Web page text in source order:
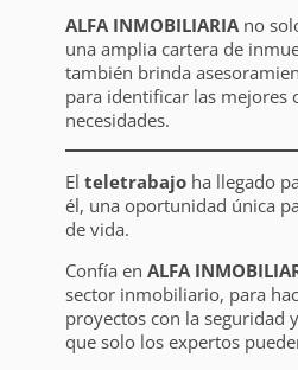
ALFA INMOBILIARIAno
una amplia cartera de
también brinda
para identificar las mejores
necesidades.
El teletrabajoha llegado
él, una oportunidad única
de vida.
Confía en ALFA
sector inmobiliario, para
proyectos con la seguridad
que solo los expertos